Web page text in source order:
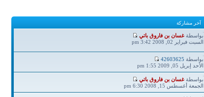
آخر مشاركة
آخر
مشاركة
بواسطة غسان بن فاروق باتي
السبت فبراير 02, 2008 3:42 pm
آخر
مشاركة
بواسطة 42603625
الأحد إبريل 05, 2009 1:55 pm
آخر
مشاركة
بواسطة غسان بن فاروق باتي
الجمعة أغسطس 15, 2008 6:30 pm